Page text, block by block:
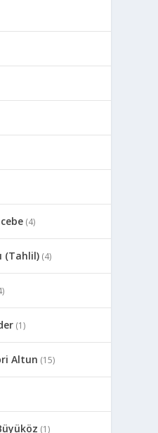
(4)
(Tahlil) (4)
(1)
Altun (15)
(1)